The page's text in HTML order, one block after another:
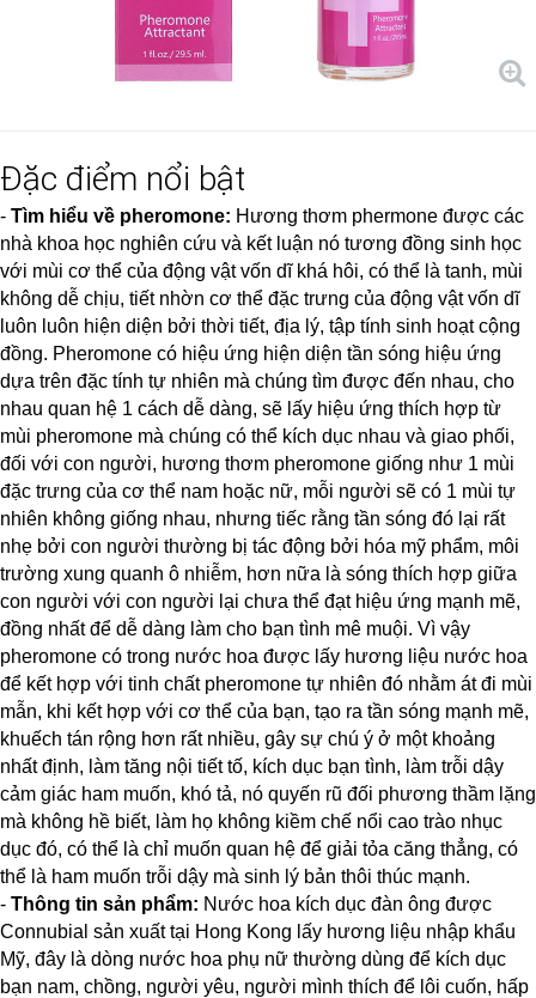
Đặc điểm nổi bật
- Tìm hiểu về pheromone: Hương thơm phermone được các
nhà khoa học nghiên cứu và kết luận nó tương đồng sinh học
với mùi cơ thể của động vật vốn dĩ khá hôi, có thể là tanh, mùi
không dễ chịu, tiết nhờn cơ thể đặc trưng của động vật vốn dĩ
luôn luôn hiện diện bởi thời tiết, địa lý, tập tính sinh hoạt cộng
đồng. Pheromone có hiệu ứng hiện diện tần sóng hiệu ứng
dựa trên đặc tính tự nhiên mà chúng tìm được đến nhau, cho
nhau quan hệ 1 cách dễ dàng, sẽ lấy hiệu ứng thích hợp từ
mùi pheromone mà chúng có thể kích dục nhau và giao phối,
đối với con người, hương thơm pheromone giống như 1 mùi
đặc trưng của cơ thể nam hoặc nữ, mỗi người sẽ có 1 mùi tự
nhiên không giống nhau, nhưng tiếc rằng tần sóng đó lại rất
nhẹ bởi con người thường bị tác động bởi hóa mỹ phẩm, môi
trường xung quanh ô nhiễm, hơn nữa là sóng thích hợp giữa
con người với con người lại chưa thể đạt hiệu ứng mạnh mẽ,
đồng nhất để dễ dàng làm cho bạn tình mê muội. Vì vậy
pheromone có trong nước hoa được lấy hương liệu nước hoa
để kết hợp với tinh chất pheromone tự nhiên đó nhằm át đi mùi
mẫn, khi kết hợp với cơ thể của bạn, tạo ra tần sóng mạnh mẽ,
khuếch tán rộng hơn rất nhiều, gây sự chú ý ở một khoảng
nhất định, làm tăng nội tiết tố, kích dục bạn tình, làm trỗi dậy
cảm giác ham muốn, khó tả, nó quyến rũ đối phương thầm lặng
mà không hề biết, làm họ không kiềm chế nổi cao trào nhục
dục đó, có thể là chỉ muốn quan hệ để giải tỏa căng thẳng, có
thể là ham muốn trỗi dậy mà sinh lý bản thôi thúc mạnh.
- Thông tin sản phẩm: Nước hoa kích dục đàn ông được
Connubial sản xuất tại Hong Kong lấy hương liệu nhập khẩu
Mỹ, đây là dòng nước hoa phụ nữ thường dùng để kích dục
bạn nam, chồng, người yêu, người mình thích để lôi cuốn, hấp